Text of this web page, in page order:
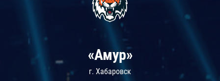
«Амур»
г. Хабаровск